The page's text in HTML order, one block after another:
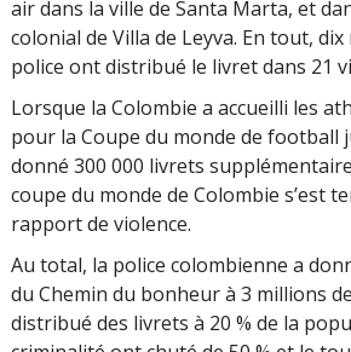
air dans la ville de Santa Marta, et
colonial de Villa de Leyva. En tout,
police ont distribué le livret dans 21
Lorsque la Colombie a accueilli les
pour la Coupe du monde de football
donné 300 000 livrets
coupe du monde de Colombie s’est
rapport de violence.
Au total, la police colombienne a
du Chemin du bonheur à 3 millions
distribué des livrets à 20 % de la